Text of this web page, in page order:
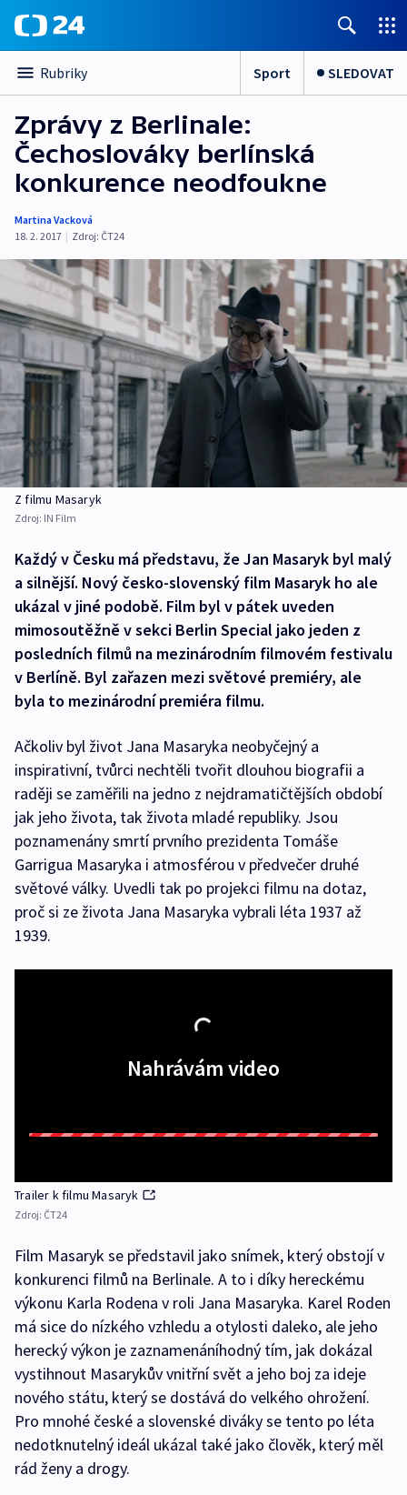
Rubriky Sport SLEDOVAT
Zprávy z Berlinale:
Čechoslováky berlínská
konkurence neodfoukne
Martina Vacková
18. 2. 2017 | Zdroj: ČT24
Z filmu Masaryk
Zdroj: IN Film
Každý v Česku má představu, že Jan Masaryk byl malý
a silnější. Nový česko-slovenský film Masaryk ho ale
ukázal v jiné podobě. Film byl v pátek uveden
mimosoutěžně v sekci Berlin Special jako jeden z
posledních filmů na mezinárodním filmovém festivalu
v Berlíně. Byl zařazen mezi světové premiéry, ale
byla to mezinárodní premiéra filmu.
Ačkoliv byl život Jana Masaryka neobyčejný a
inspirativní, tvůrci nechtěli tvořit dlouhou biografii a
raději se zaměřili na jedno z nejdramatičtějších období
jak jeho života, tak života mladé republiky. Jsou
poznamenány smrtí prvního prezidenta Tomáše
Garrigua Masaryka i atmosférou v předvečer druhé
světové války. Uvedli tak po projekci filmu na dotaz,
proč si ze života Jana Masaryka vybrali léta 1937 až
1939.
Nahrávám video
Trailer k filmu Masaryk
Zdroj: ČT24
Film Masaryk se představil jako snímek, který obstojí v
konkurenci filmů na Berlinale. A to i díky hereckému
výkonu Karla Rodena v roli Jana Masaryka. Karel Roden
má sice do nízkého vzhledu a otylosti daleko, ale jeho
herecký výkon je zaznamenáníhodný tím, jak dokázal
vystihnout Masarykův vnitřní svět a jeho boj za ideje
nového státu, který se dostává do velkého ohrožení.
Pro mnohé české a slovenské diváky se tento po léta
nedotknutelný ideál ukázal také jako člověk, který měl
rád ženy a drogy.